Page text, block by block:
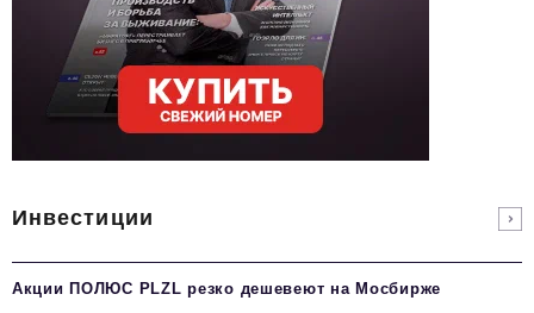
Инвестиции
Акции ПОЛЮС PLZL резко дешевеют на Мосбирже